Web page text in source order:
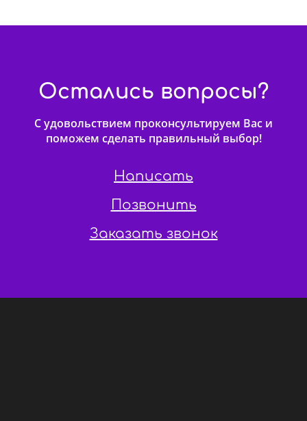
Остались вопросы?
С удовольствием проконсультируем Вас и
поможем сделать правильный выбор!
Написать
Позвонить
Заказать звонок